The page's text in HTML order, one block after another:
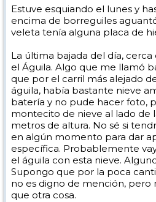
Estuve esquiando el lunes y
encima de borreguiles
veleta tenía alguna placa de
La última bajada del día,
el Águila. Algo que me llamó
que por el carril más alejado
águila, había bastante nieve
batería y no pude hacer foto,
montecito de nieve al lado de
metros de altura. No sé si
en algún momento para dar
específica. Probablemente
el águila con esta nieve.
Supongo que por la poca
no es digno de mención, pero
que otra cosa.